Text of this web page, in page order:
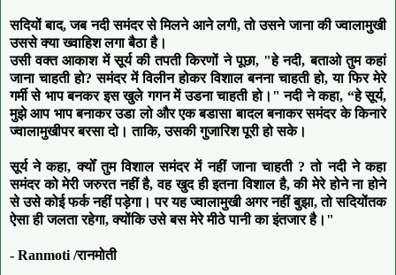
सदियों बाद, जब नदी समंदर से मिलने आने लगी, तो उसने जाना की ज्वालामुखी
उससे क्या ख्वाहिश लगा बैठा है।
उसी वक्त आकाश में सूर्य की तपती किरणों ने पूछा, "हे नदी, बताओ तुम कहां
जाना चाहती हो? समंदर में विलीन होकर विशाल बनना चाहती हो, या फिर मेरे
गर्मी से भाप बनकर इस खुले गगन में उडना चाहती हो।" नदी ने कहा, “हे सूर्य,
मुझे आप भाप बनाकर उडा लो और एक बडासा बादल बनाकर समंदर के किनारे
ज्वालामुखीपर बरसा दो। ताकि, उसकी गुजारिश पूरी हो सके।
सूर्य ने कहा, क्योँ तुम विशाल समंदर में नहीं जाना चाहती ? तो नदी ने कहा
समंदर को मेरी जरुरत नहीं है, वह खुद ही इतना विशाल है, की मेरे होने ना होने
से उसे कोई फर्क नहीं पड़ेगा। पर यह ज्वालामुखी अगर नहीं बुझा, तो सदियोंतक
ऐसा ही जलता रहेगा, क्योंकि उसे बस मेरे मीठे पानी का इंतजार है।"
- Ranmoti /रानमोती